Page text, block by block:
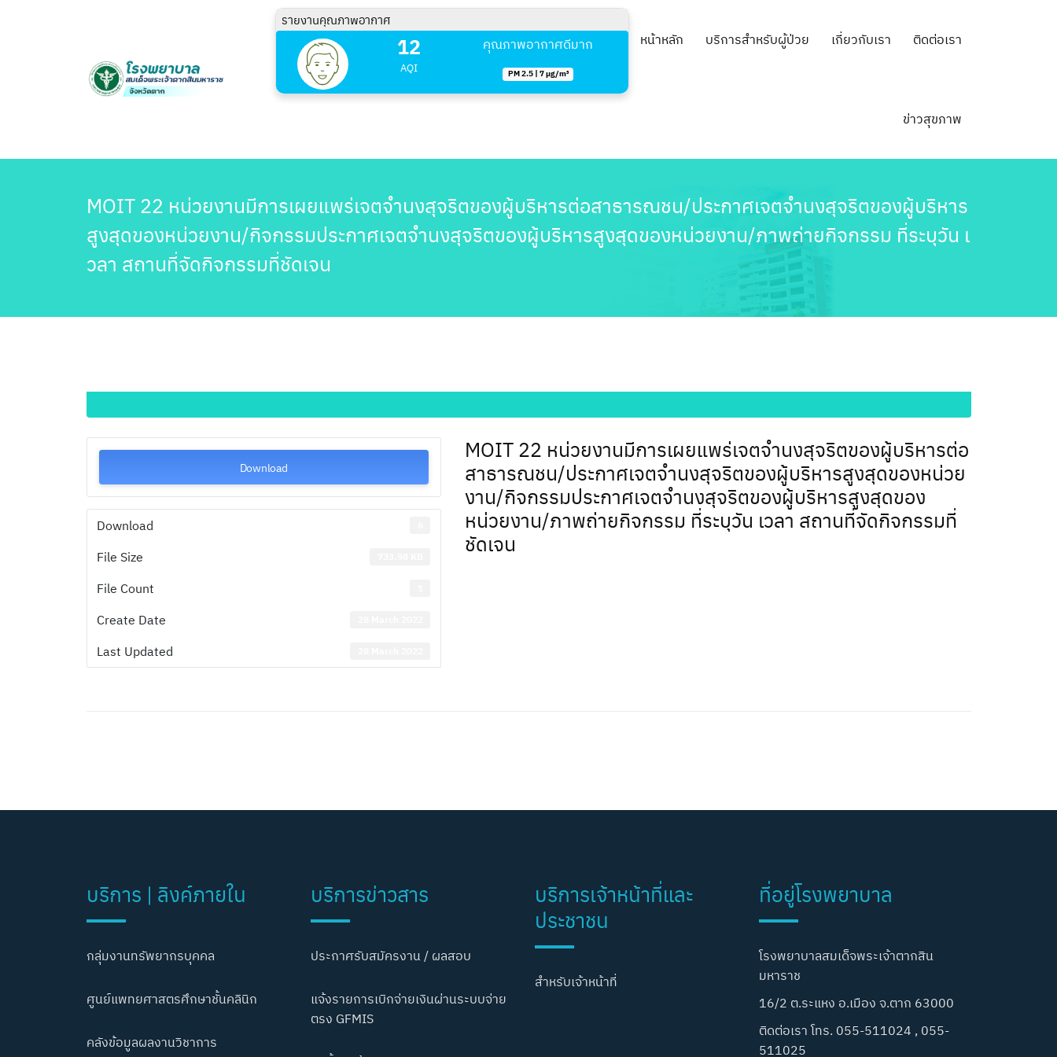
รายงานคุณภาพอากาศ
12
AQI
คุณภาพอากาศดีมาก
PM 2.5 | 7 µg/m³
หน้าหลัก บริการสำหรับผู้ป่วย เกี่ยวกับเรา ติดต่อเรา
ข่าวสุขภาพ
MOIT 22 หน่วยงานมีการเผยแพร่เจตจำนงสุจริตของผู้บริหารต่อสาธารณชน/ประกาศเจตจำนงสุจริตของผู้บริหาร
สูงสุดของหน่วยงาน/กิจกรรมประกาศเจตจำนงสุจริตของผู้บริหารสูงสุดของหน่วยงาน/ภาพถ่ายกิจกรรม ที่ระบุวัน เ
วลา สถานที่จัดกิจกรรมที่ชัดเจน
Download
Download
File Size
File Count
Create Date
Last Updated
MOIT 22 หน่วยงานมีการเผยแพร่เจตจำนงสุจริตของผู้บริหารต่อ
สาธารณชน/ประกาศเจตจำนงสุจริตของผู้บริหารสูงสุดของหน่วย
งาน/กิจกรรมประกาศเจตจำนงสุจริตของผู้บริหารสูงสุดของ
หน่วยงาน/ภาพถ่ายกิจกรรม ที่ระบุวัน เวลา สถานที่จัดกิจกรรมที่
ชัดเจน
บริการ | ลิงค์ภายใน
กลุ่มงานทรัพยากรบุคคล
ศูนย์แพทยศาสตรศึกษาชั้นคลินิก
คลังข้อมูลผลงานวิชาการ
บริการข่าวสาร
ประกาศรับสมัครงาน / ผลสอบ
แจ้งรายการเบิกจ่ายเงินผ่านระบบจ่าย
ตรง GFMIS
บริการเจ้าหน้าที่และ
ประชาชน
สำหรับเจ้าหน้าที่
ที่อยู่โรงพยาบาล
โรงพยาบาลสมเด็จพระเจ้าตากสิน
มหาราช
16/2 ต.ระแหง อ.เมือง จ.ตาก 63000
ติดต่อเรา โทร. 055-511024 , 055-
511025